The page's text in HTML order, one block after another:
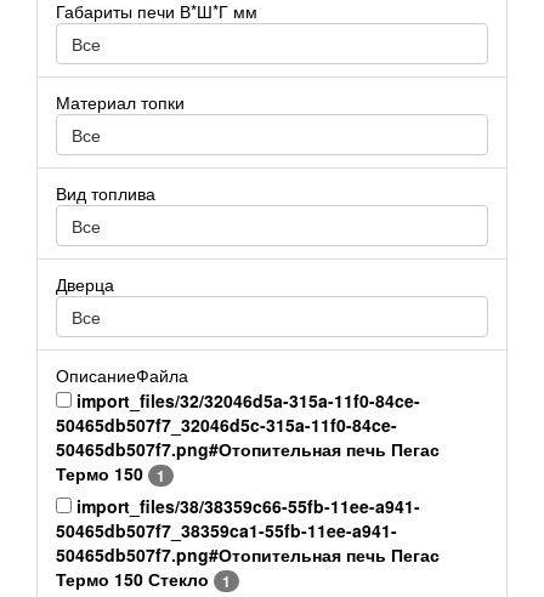
Габариты печи В*Ш*Г мм
Все
Материал топки
Все
Вид топлива
Все
Дверца
Все
ОписаниеФайла
import_files/32/32046d5a-315a-11f0-84ce-
50465db507f7_32046d5c-315a-11f0-84ce-
50465db507f7.png#Отопительная печь Пегас
Термо 150
1
import_files/38/38359c66-55fb-11ee-a941-
50465db507f7_38359ca1-55fb-11ee-a941-
50465db507f7.png#Отопительная печь Пегас
Термо 150 Стекло
1